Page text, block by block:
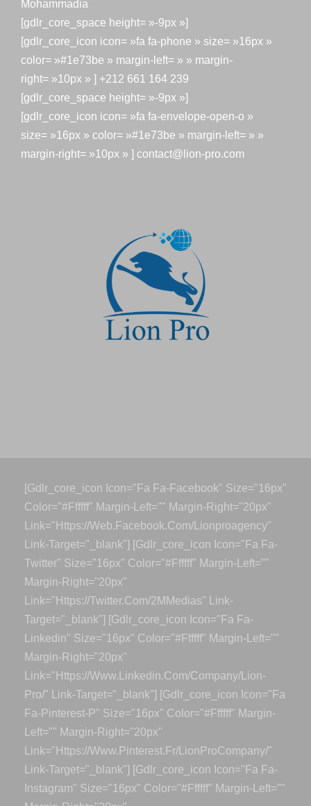
Mohammadia
[gdlr_core_space height= »-9px »]
[gdlr_core_icon icon= »fa fa-phone » size= »16px »
color= »#1e73be » margin-left= » » margin-
right= »10px » ] +212 661 164 239
[gdlr_core_space height= »-9px »]
[gdlr_core_icon icon= »fa fa-envelope-open-o »
size= »16px » color= »#1e73be » margin-left= » »
margin-right= »10px » ] contact@lion-pro.com
[gdlr_core_icon Icon="fa Fa-Facebook" Size="16px"
Color="#ffffff" Margin-Left="" Margin-Right="20px"
Link="https://web.facebook.com/lionproagency"
Link-Target="_blank"] [gdlr_core_icon Icon="fa Fa-
Twitter" Size="16px" Color="#ffffff" Margin-Left=""
Margin-Right="20px"
Link="https://twitter.com/2MMedias" Link-
Target="_blank"] [gdlr_core_icon Icon="fa Fa-
Linkedin" Size="16px" Color="#ffffff" Margin-Left=""
Margin-Right="20px"
Link="https://www.linkedin.com/company/lion-
Pro/" Link-Target="_blank"] [gdlr_core_icon Icon="fa
Fa-Pinterest-P" Size="16px" Color="#ffffff" Margin-
Left="" Margin-Right="20px"
Link="https://www.pinterest.fr/LionProCompany/"
Link-Target="_blank"] [gdlr_core_icon Icon="fa Fa-
Instagram" Size="16px" Color="#ffffff" Margin-Left=""